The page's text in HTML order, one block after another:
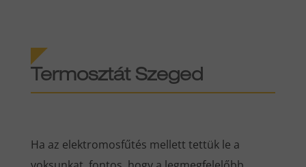
Termosztát Szeged
Ha az elektromosfűtés mellett tettük le a